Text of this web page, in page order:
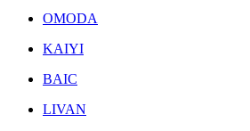
OMODA
KAIYI
BAIC
LIVAN